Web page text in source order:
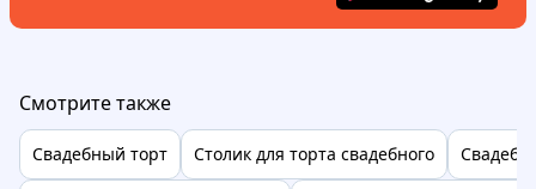
Смотрите также
Свадебный торт Столик для торта свадебного